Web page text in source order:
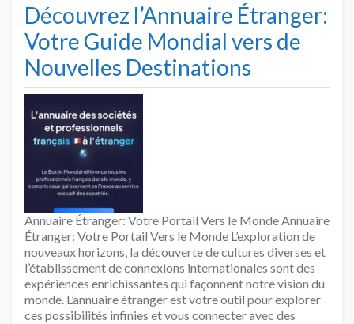
Découvrez l’Annuaire Étranger:
Votre Guide Mondial vers de
Nouvelles Destinations
Annuaire Étranger: Votre Portail Vers le Monde Annuaire
Étranger: Votre Portail Vers le Monde L’exploration de
nouveaux horizons, la découverte de cultures diverses et
l’établissement de connexions internationales sont des
expériences enrichissantes qui façonnent notre vision du
monde. L’annuaire étranger est votre outil pour explorer
ces possibilités infinies et vous connecter avec des